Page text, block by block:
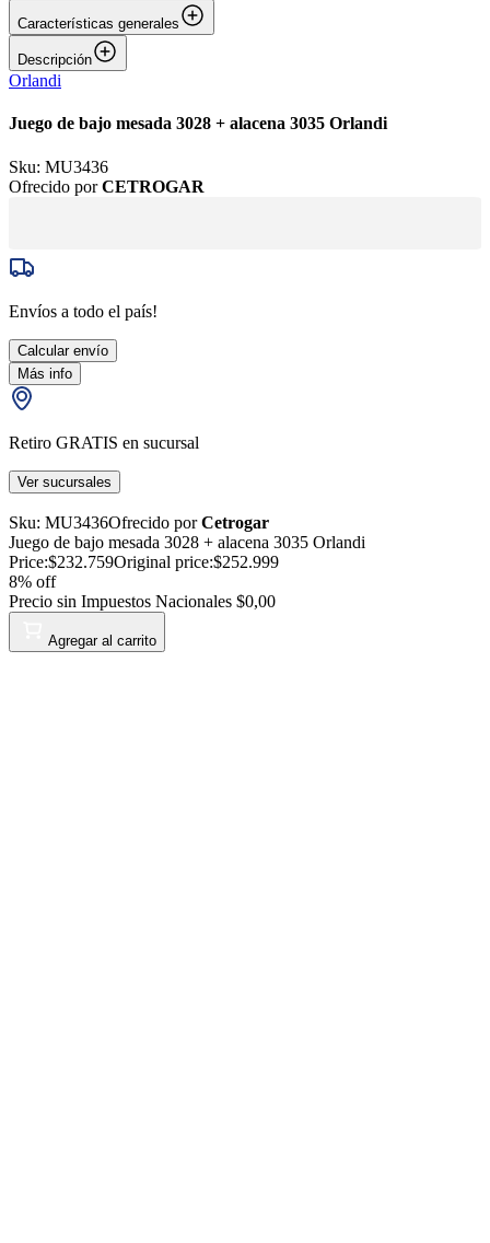
Características generales
Descripción
Orlandi
Juego de bajo mesada 3028 + alacena 3035 Orlandi
Sku: MU3436
Ofrecido porCETROGAR
Envíos a todo el país!
Calcular envío
Más info
Retiro GRATIS en sucursal
Ver sucursales
Sku: MU3436Ofrecido porCetrogar
Juego de bajo mesada 3028 + alacena 3035 Orlandi
Price:$232.759Original price:$252.999
8% off
Precio sin Impuestos Nacionales $0,00
Agregar al carrito